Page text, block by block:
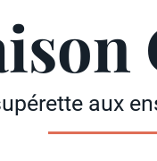
aux